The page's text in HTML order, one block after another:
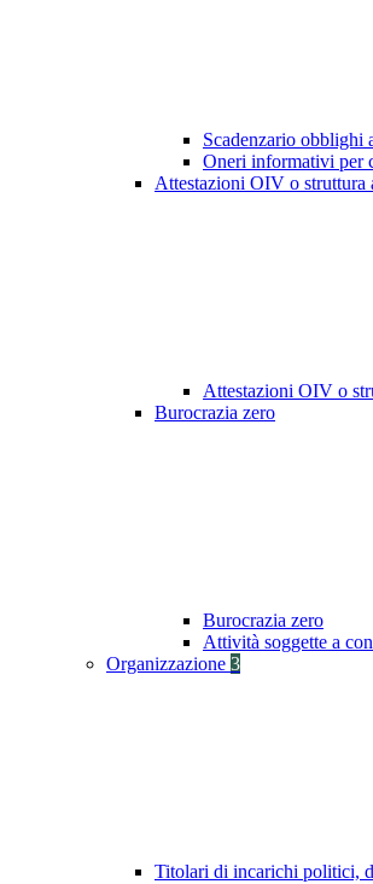
Scadenzario obblighi
Oneri informativi per
Attestazioni OIV o struttura
Attestazioni OIV o
Burocrazia zero
Burocrazia zero
Attività soggette a
Organizzazione 3
Titolari di incarichi politici,